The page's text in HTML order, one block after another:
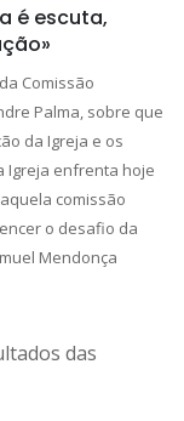
é escuta,
Comissão
Palma, sobre que
da Igreja e os
Igreja enfrenta hoje
comissão
o desafio da
Mendonça